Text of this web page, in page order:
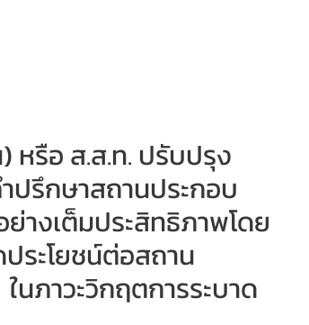
หรือ ส.ส.ท. ปรับปรุง
ปรึกษาสถานประกอบ
ย่างเต็มประสิทธิภาพโดย
ระโยชน์ต่อสถาน
นภาวะวิกฤตการระบาด